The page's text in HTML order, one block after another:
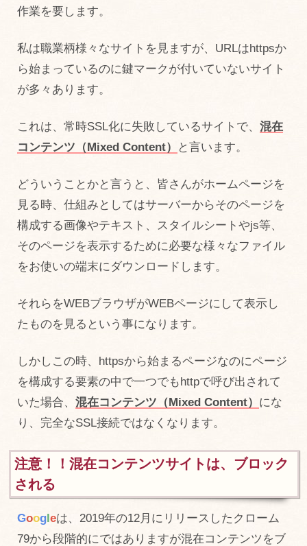
作業を要します。
私は職業柄様々なサイトを見ますが、URLはhttpsか
ら始まっているのに鍵マークが付いていないサイト
が多々あります。
これは、常時SSL化に失敗しているサイトで、混在
コンテンツ（Mixed Content）
と言います。
どういうことかと言うと、皆さんがホームページを
見る時、仕組みとしてはサーバーからそのページを
構成する画像やテキスト、スタイルシートやjs等、
そのページを表示するために必要な様々なファイル
をお使いの端末にダウンロードします。
それらをWEBブラウザがWEBページにして表示し
たものを見るという事になります。
しかしこの時、httpsから始まるページなのにページ
を構成する要素の中で一つでもhttpで呼び出されて
いた場合、混在コンテンツ（Mixed Content） にな
り、完全なSSL接続ではなくなります。
注意！！混在コンテンツサイトは、ブロック
される
Googleは、2019年の12月にリリースしたクローム
79から段階的にではありますが混在コンテンツをブ